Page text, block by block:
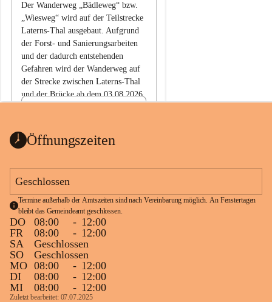
Der Wanderweg „Bädleweg“ bzw.
„Wiesweg“ wird auf der Teilstrecke
Laterns-Thal ausgebaut. Aufgrund
der Forst- und Sanierungsarbeiten
und der dadurch entstehenden
Gefahren wird der Wanderweg auf
der Strecke zwischen Laterns-Thal
und der Brücke ab dem 03.08.2026
ht
1 Seite•0,1 MB
Öffnungszeiten
Geschlossen
Termine außerhalb der Amtszeiten sind nach Vereinbarung möglich. An Fenstertagen
bleibt das Gemeindeamt geschlossen.
DO 08:00 - 12:00
FR
08:00 - 12:00
SA
Geschlossen
SO
Geschlossen
MO 08:00 - 12:00
DI
08:00 - 12:00
MI
08:00 - 12:00
Zuletzt bearbeitet: 07.07.2025